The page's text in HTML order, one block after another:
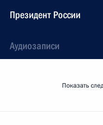
Президент России
Аудиозаписи
Показать